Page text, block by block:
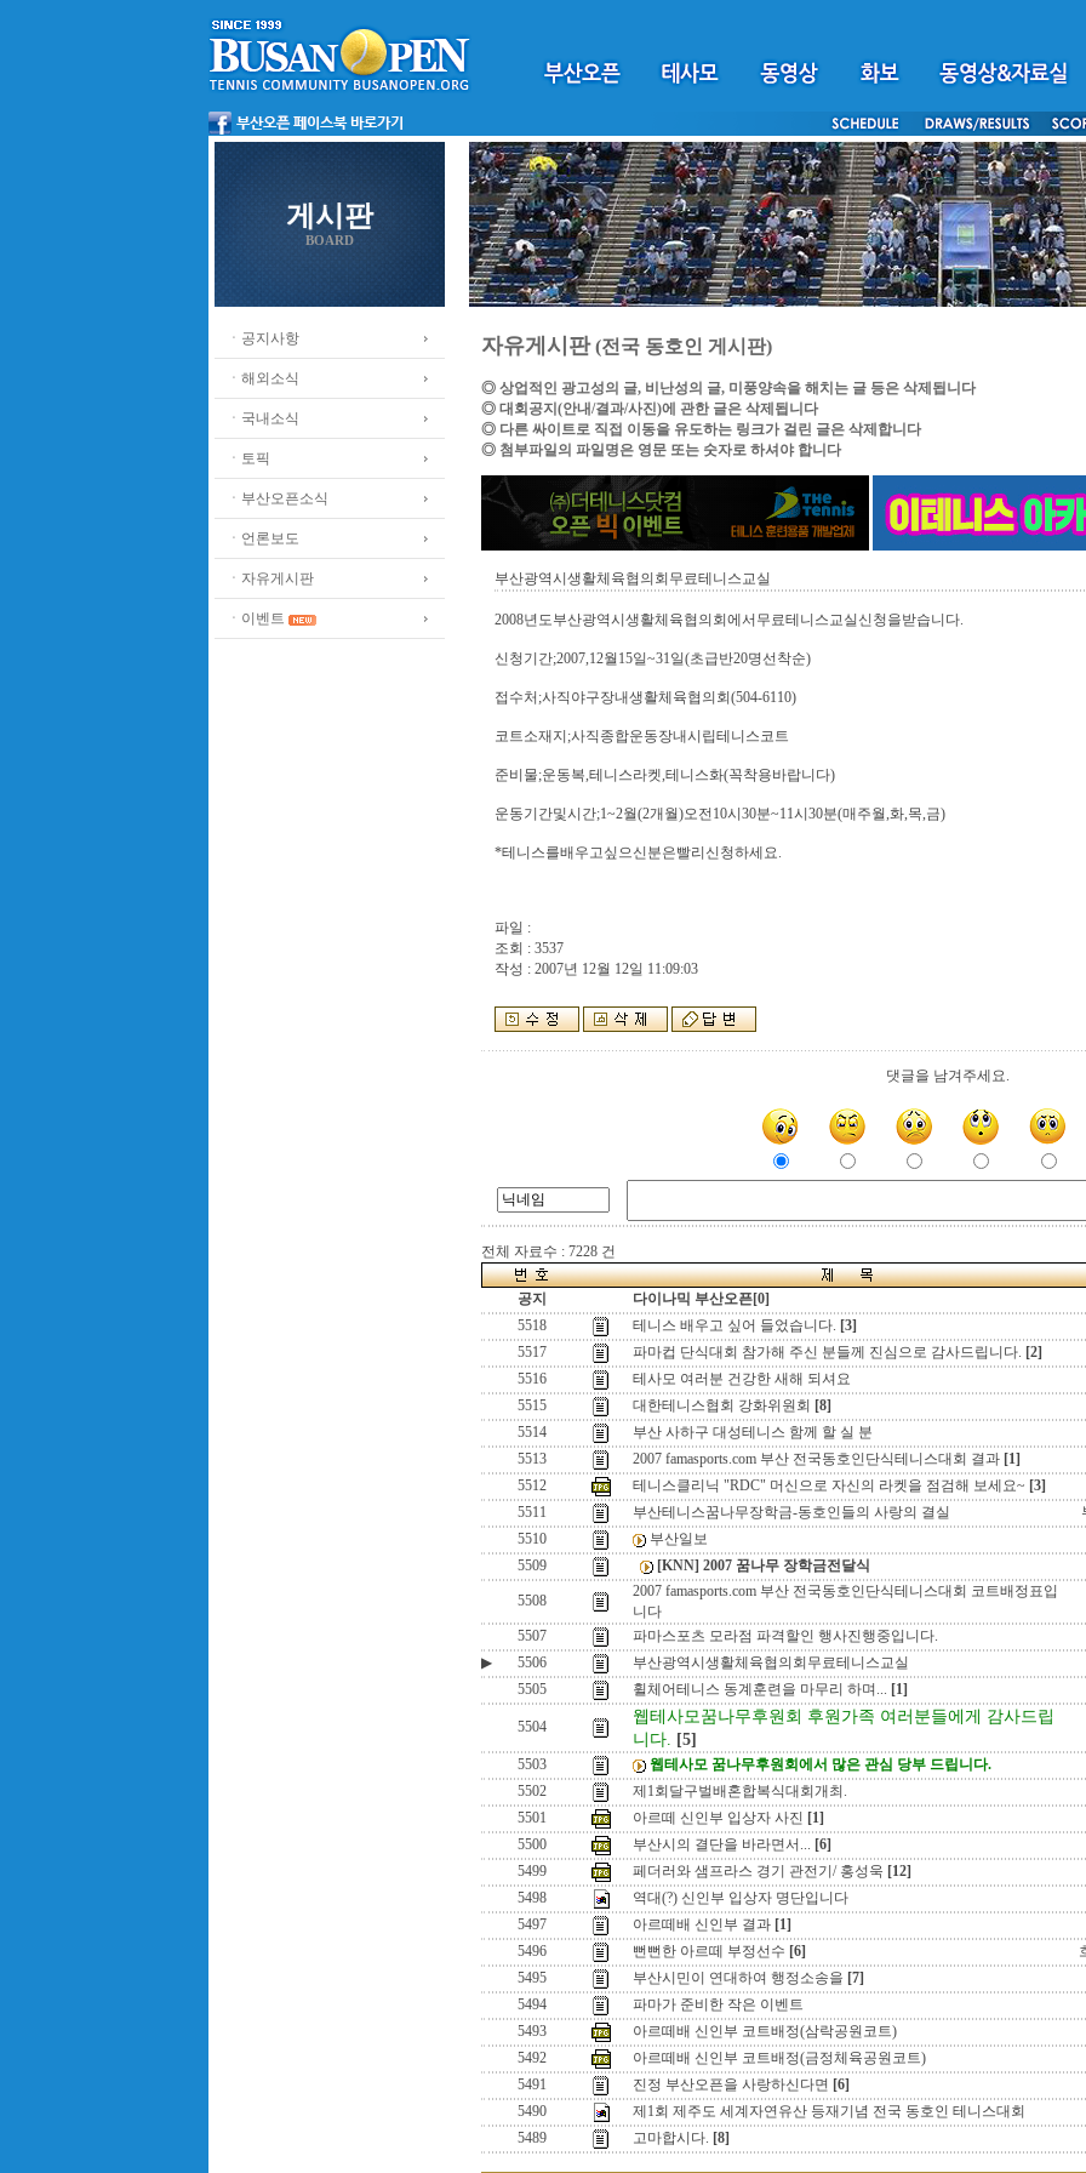
게시판
BOARD
ㆍ공지사항
ㆍ해외소식
ㆍ국내소식
ㆍ토픽
ㆍ부산오픈소식
ㆍ언론보도
ㆍ자유게시판
ㆍ이벤트
자유게시판(전국 동호인 게시판)
◎ 상업적인 광고성의 글, 비난성의 글, 미풍양속을 해치는 글 등은 삭제됩니다
◎ 대회공지(안내/결과/사진)에 관한 글은 삭제됩니다
◎ 다른 싸이트로 직접 이동을 유도하는 링크가 걸린 글은 삭제합니다
◎ 첨부파일의 파일명은 영문 또는 숫자로 하셔야 합니다
부산광역시생활체육협의회무료테니스교실
2008년도부산광역시생활체육협의회에서무료테니스교실신청을받습니다.
신청기간;2007,12월15일~31일(초급반20명선착순)
접수처;사직야구장내생활체육협의회(504-6110)
코트소재지;사직종합운동장내시립테니스코트
준비물;운동복,테니스라켓,테니스화(꼭착용바랍니다)
운동기간및시간;1~2월(2개월)오전10시30분~11시30분(매주월,화,목,금)
*테니스를배우고싶으신분은빨리신청하세요.
파일 :
조회 : 3537
작성 : 2007년 12월 12일 11:09:03
댓글을 남겨주세요.
전체 자료수 : 7228 건
공지
다이나믹 부산오픈[0]
5518
테니스 배우고 싶어 들었습니다. [3]
5517
파마컵 단식대회 참가해 주신 분들께 진심으로 감사드립니다. [2]
5516
테사모 여러분 건강한 새해 되셔요
5515
대한테니스협회 강화위원회 [8]
5514
부산 사하구 대성테니스 함께 할 실 분
5513
2007 famasports.com 부산 전국동호인단식테니스대회 결과 [1]
5512
테니스클리닉 "RDC" 머신으로 자신의 라켓을 점검해 보세요~ [3]
5511
부산테니스꿈나무장학금-동호인들의 사랑의 결실
5510
부산일보
5509
[KNN] 2007 꿈나무 장학금전달식
5508
2007 famasports.com 부산 전국동호인단식테니스대회 코트배정표입
니다
5507
파마스포츠 모라점 파격할인 행사진행중입니다.
▶
5506
부산광역시생활체육협의회무료테니스교실
5505
휠체어테니스 동계훈련을 마무리 하며... [1]
5504
웹테사모꿈나무후원회 후원가족 여러분들에게 감사드립
니다. [5]
5503
웹테사모 꿈나무후원회에서 많은 관심 당부 드립니다.
5502
제1회달구벌배혼합복식대회개최.
5501
아르떼 신인부 입상자 사진 [1]
5500
부산시의 결단을 바라면서... [6]
5499
페더러와 샘프라스 경기 관전기/ 홍성욱 [12]
5498
역대(?) 신인부 입상자 명단입니다
5497
아르떼배 신인부 결과 [1]
5496
뻔뻔한 아르떼 부정선수 [6]
5495
부산시민이 연대하여 행정소송을 [7]
5494
파마가 준비한 작은 이벤트
5493
아르떼배 신인부 코트배정(삼락공원코트)
5492
아르떼배 신인부 코트배정(금정체육공원코트)
5491
진정 부산오픈을 사랑하신다면 [6]
5490
제1회 제주도 세계자연유산 등재기념 전국 동호인 테니스대회
5489
고마합시다. [8]